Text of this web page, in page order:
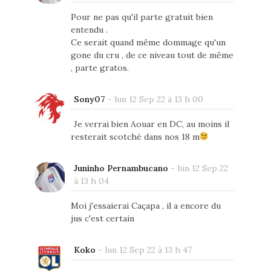
Pour ne pas qu'il parte gratuit bien
entendu .
Ce serait quand même dommage qu'un
gone du cru , de ce niveau tout de même
, parte gratos.
Sony07 - lun 12 Sep 22 à 13 h 00
Je verrai bien Aouar en DC, au moins il
resterait scotché dans nos 18 m
Juninho Pernambucano - lun 12 Sep 22
à 13 h 04
Moi j'essaierai Caçapa , il a encore du
jus c'est certain
Koko - lun 12 Sep 22 à 13 h 47